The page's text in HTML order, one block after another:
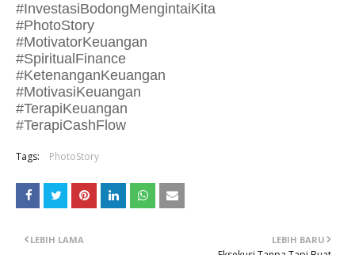
#InvestasiBodongMengintaiKita
#PhotoStory
#MotivatorKeuangan
#SpiritualFinance
#KetenanganKeuangan
#MotivasiKeuangan
#TerapiKeuangan
#TerapiCashFlow
Tags: PhotoStory
LEBIH BARU
LEBIH LAMA